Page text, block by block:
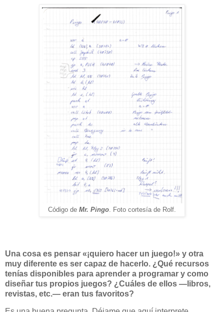
Código de Mr. Pingo. Foto cortesía de Rolf.
Una cosa es pensar «¡quiero hacer un juego!» y otra
muy diferente es ser capaz de hacerlo. ¿Qué recursos
tenías disponibles para aprender a programar y como
diseñar tus propios juegos? ¿Cuáles de ellos —libros,
revistas, etc.— eran tus favoritos?